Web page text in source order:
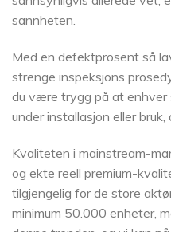
sannheten.
Med en defektprosent så
strenge inspeksjons
du være trygg på at enhver
under installasjon eller bruk,
Kvaliteten i mainstream-
og ekte reell premium-
tilgjengelig for de store
minimum 50.000 enheter,